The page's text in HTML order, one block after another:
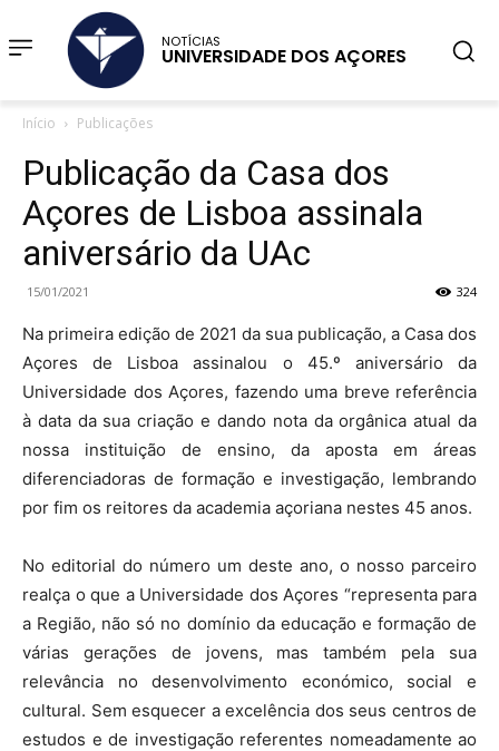
NOTÍCIAS
UNIVERSIDADE DOS AÇORES
Início Publicações
Publicação da Casa dos
Açores de Lisboa assinala
aniversário da UAc
15/01/2021 324
Na primeira edição de 2021 da sua publicação, a Casa dos
Açores de Lisboa assinalou o 45.º aniversário da
Universidade dos Açores, fazendo uma breve referência
à data da sua criação e dando nota da orgânica atual da
nossa instituição de ensino, da aposta em áreas
diferenciadoras de formação e investigação, lembrando
por fim os reitores da academia açoriana nestes 45 anos.
No editorial do número um deste ano, o nosso parceiro
realça o que a Universidade dos Açores “representa para
a Região, não só no domínio da educação e formação de
várias gerações de jovens, mas também pela sua
relevância no desenvolvimento económico, social e
cultural. Sem esquecer a excelência dos seus centros de
estudos e de investigação referentes nomeadamente ao